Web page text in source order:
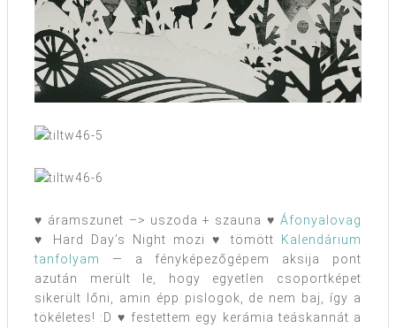
♥ áramszunet –> uszoda + szauna ♥ Áfonyalovag
♥ Hard Day’s Night mozi ♥ tömött
Kalendárium
tanfolyam
— a fényképezőgépem aksija pont
azután merült le, hogy egyetlen csoportképet
sikerült lőni, amin épp pislogok, de nem baj, így a
tökéletes! :D ♥ festettem egy kerámia teáskannát a